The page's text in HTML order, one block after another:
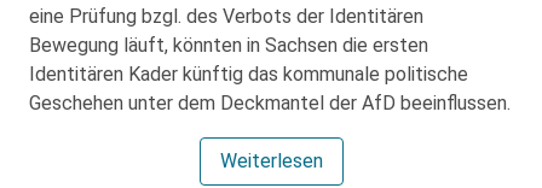
eine Prüfung bzgl. des Verbots der Identitären
Bewegung läuft, könnten in Sachsen die ersten
Identitären Kader künftig das kommunale politische
Geschehen unter dem Deckmantel der AfD beeinflussen.
Weiterlesen